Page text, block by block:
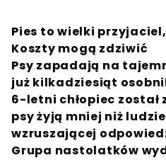
Pies to wielki
Koszty mogą zdziwić
Psy zapadają na
już kilkadziesiąt
6-letni chłopiec
psy żyją mniej niż
wzruszającej
Grupa nastolatków